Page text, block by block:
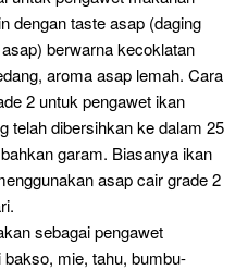
dengan taste asap (daging
berwarna kecoklatan
aroma asap lemah. Cara
2 untuk pengawet ikan
telah dibersihkan ke dalam 25
garam. Biasanya ikan
asap cair grade 2
sebagai pengawet
mie, tahu, bumbu-